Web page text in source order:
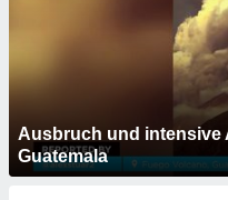
Ausbruch und intensive
Guatemala